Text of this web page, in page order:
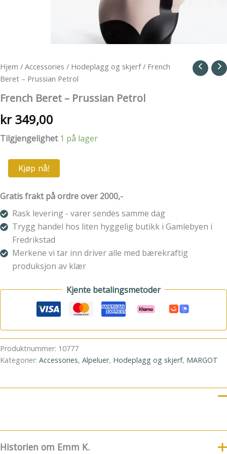
Hjem / Accessories / Hodeplagg og skjerf/ French
Beret – Prussian Petrol
French Beret – Prussian Petrol
kr349,00
Tilgjengelighet 1 på lager
French
Prussian
antall
Kjøp nå!
Gratis frakt på ordre over 2000,-
Rask levering - varer sendes samme dag
Trygg handel hos liten hyggelig butikk i Gamlebyen i
Fredrikstad
Merkene vi tar inn driver alle med bærekraftig
produksjon av klær
Kjente betalingsmetoder
Produktnummer: 10777
Kategorier: Accessories, Alpeluer, Hodeplagg og skjerf, MARGOT
Historien om Emm K.